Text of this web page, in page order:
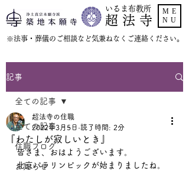
いるま布教所
超 法 寺
​※法事・葬儀のご相談など気兼ねなくご連絡ください。
ME
NU
記事
全ての記事
住職ブログ
お知らせ
全ての記事
『わたしが寂しいとき』
超法寺の住職
2022年3月5日 読了時間: 2分
皆さま、おはようございます。
北京パラリンピックが始まりましたね。